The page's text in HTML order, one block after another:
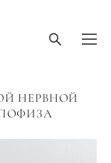
НЕРВНОЙ